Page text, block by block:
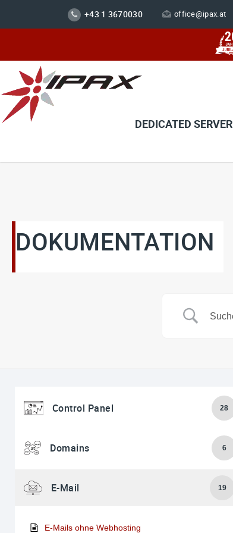
+43 1 3670030 office@ipax.at
DEDICATED SERVER
DOKUMENTATION
Control Panel 28
Domains 6
E-Mail 19
E-Mails ohne Webhosting